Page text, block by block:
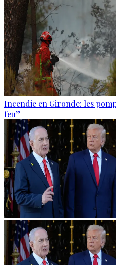
Incendie en Gironde: les
feu”